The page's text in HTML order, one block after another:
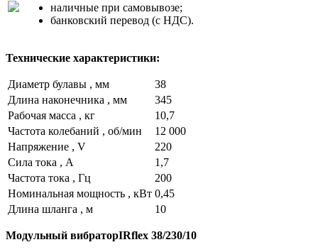
наличные при самовывозе;
банковский перевод (с НДС).
Технические характеристики:
Диаметр булавы , мм
38
Длина наконечника , мм
345
Рабочая масса , кг
10,7
Частота колебаний , об/мин
12 000
Напряжение , V
220
Сила тока , А
1,7
Частота тока , Гц
200
Номинальная мощность , кВт 0,45
Длина шланга , м 10
Модульный вибраторIRflex 38/230/10